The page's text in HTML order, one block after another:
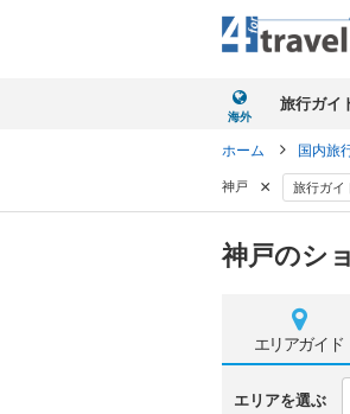
海外
旅行ガイ
ホーム 国内旅
神戸 × 旅行ガイ
神戸のシ
エリアガイド
エリアを選ぶ